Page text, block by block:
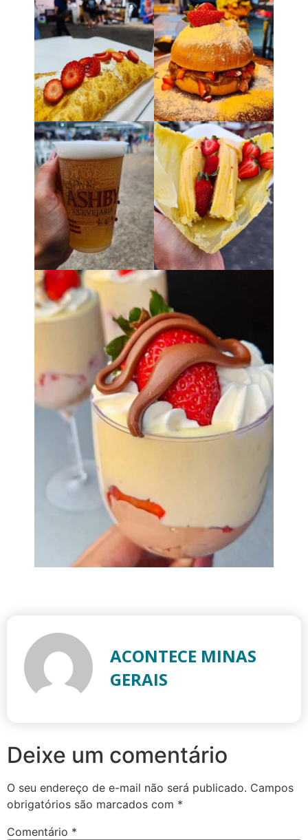
ACONTECE MINAS
GERAIS
Deixe um comentário
O seu endereço de e-mail não será publicado. Campos
obrigatórios são marcados com *
Comentário *